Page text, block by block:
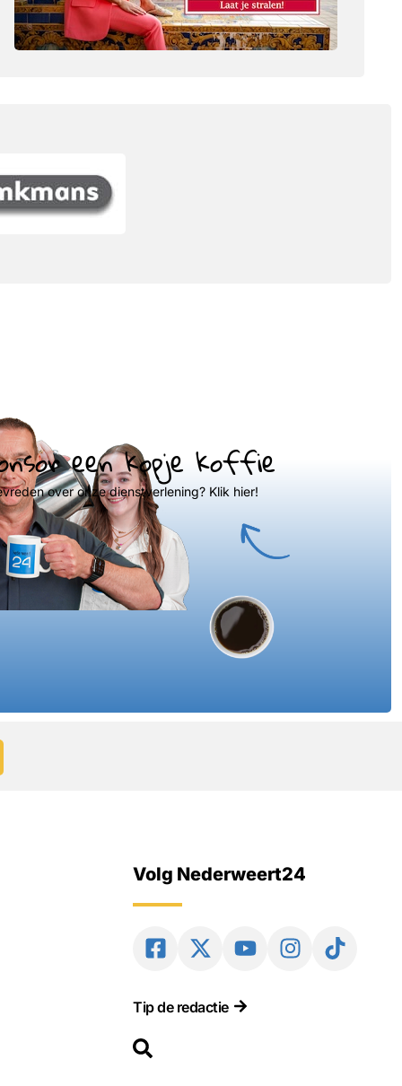
een kopje koffie
over onze dienstverlening? Klik hier!
Volg Nederweert24
Tip de redactie